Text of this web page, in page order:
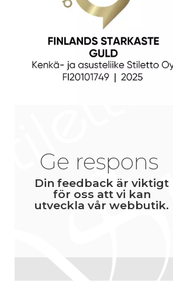
Ge respons
Din feedback är viktigt
för oss att vi kan
utveckla vår webbutik.